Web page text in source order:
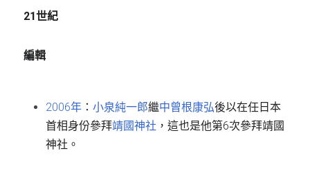
21世紀
編輯
2006年 ： 小泉純一郎繼中曾根康弘後以在任日本
首相身份參拜靖國神社 ，這也是他第6次參拜靖國
神社。